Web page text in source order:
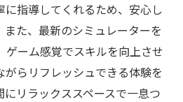
に指導してくれるため、安心し
た、最新のシミュレーターを
ゲーム感覚でスキルを向上させ
がらリフレッシュできる体験を
リラックススペースで一息つ